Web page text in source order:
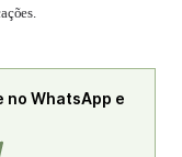
no WhatsApp e